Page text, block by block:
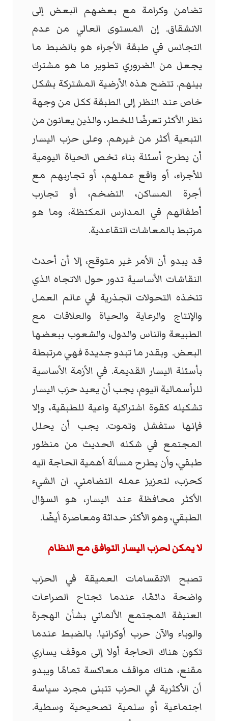
تضامن وكرامة مع بعضهم البعض إلى
الانشقاق. إن المستوى العالي من عدم
التجانس في طبقة الأجراء هو بالضبط ما
يجعل من الضروري تطوير ما هو مشترك
بينهم. تتضح هذه الأرضية المشتركة بشكل
خاص عند النظر إلى الطبقة ككل من وجهة
نظر الأكثر تعرضًا للخطر، والذين يعانون من
التبعية أكثر من غيرهم. وعلى حزب اليسار
أن يطرح أسئلة بناء تخص الحياة اليومية
للأجراء، أو واقع عملهم، أو تجاربهم مع
أجرة المساكن، التضخم، أو تجارب
أطفالهم في المدارس المكتظة، وما هو
مرتبط بالمعاشات التقاعدية.
قد يبدو أن الأمر غير متوقع، إلا أن أحدث
النقاشات الأساسية تدور حول الاتجاه الذي
تتخذه التحولات الجذرية في عالم العمل
والإنتاج والرعاية والحياة والعلاقات مع
الطبيعة والناس والدول، والشعوب ببعضها
البعض. وبقدر ما تبدو جديدة فهي مرتبطة
بأسئلة اليسار القديمة. في الأزمة الأساسية
للرأسمالية اليوم، يجب أن يعيد حزب اليسار
تشكيله كقوة اشتراكية واعية للطبقية، وإلا
فإنها ستفشل وتموت. يجب أن يحلل
المجتمع في شكله الحديث من منظور
طبقي، وأن يطرح مسألة أهمية الحاجة اليه
كحزب، لتعزيز عمله التضامني. ان الشيء
الأكثر محافظة عند اليسار، هو السؤال
الطبقي، وهو الأكثر حداثة ومعاصرة أيضًا.
لا يمكن لحزب اليسار التوافق مع النظام
تصبح الانقسامات العميقة في الحزب
واضحة دائمًا، عندما تجتاح الصراعات
العنيفة المجتمع الألماني بشأن الهجرة
والوباء والآن حرب أوكرانيا. بالضبط عندما
تكون هناك الحاجة أولا إلى موقف يساري
مقنع، هناك مواقف معاكسة تمامًا ويبدو
أن الأكثرية في الحزب تتبنى مجرد سياسة
اجتماعية أو سلمية تصحيحية وسطية.